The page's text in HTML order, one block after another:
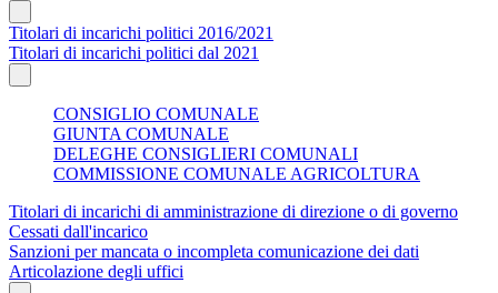
Titolari di incarichi politici 2016/2021
Titolari di incarichi politici dal 2021
CONSIGLIO COMUNALE
GIUNTA COMUNALE
DELEGHE CONSIGLIERI COMUNALI
COMMISSIONE COMUNALE AGRICOLTURA
Titolari di incarichi di amministrazione di direzione o di governo
Cessati dall'incarico
Sanzioni per mancata o incompleta comunicazione dei dati
Articolazione degli uffici